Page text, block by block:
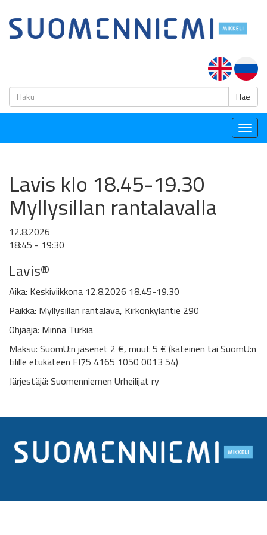
Hae
Lavis klo 18.45-19.30
Myllysillan rantalavalla
12.8.2026
18:45 - 19:30
Lavis®
Aika: Keskiviikkona 12.8.2026 18.45-19.30
Paikka: Myllysillan rantalava, Kirkonkyläntie 290
Ohjaaja: Minna Turkia
Maksu: SuomU:n jäsenet 2 €, muut 5 € (käteinen tai SuomU:n
tilille etukäteen FI75 4165 1050 0013 54)
Järjestäjä: Suomenniemen Urheilijat ry